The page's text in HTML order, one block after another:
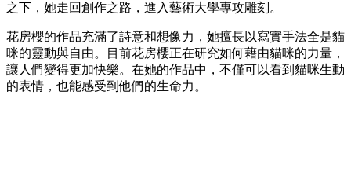
之下，她走回創作之路，進入藝術大學專攻雕刻。
花房櫻的作品充滿了詩意和想像力，她擅長以寫實手法全是貓
咪的靈動與自由。目前花房櫻正在研究如何藉由貓咪的力量，
讓人們變得更加快樂。在她的作品中，不僅可以看到貓咪生動
的表情，也能感受到他們的生命力。